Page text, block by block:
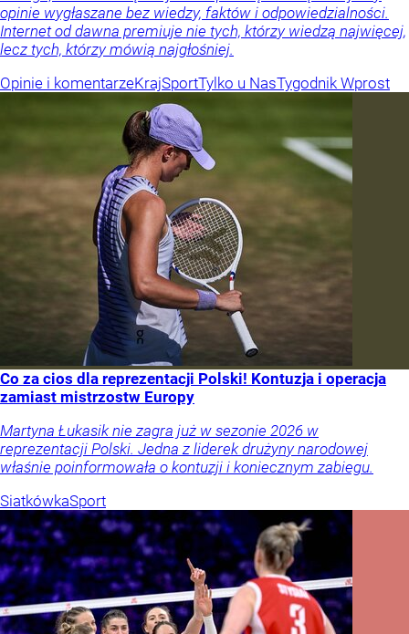
opinie wygłaszane bez wiedzy, faktów i odpowiedzialności.
Internet od dawna premiuje nie tych, którzy wiedzą najwięcej,
lecz tych, którzy mówią najgłośniej.
Opinie i komentarzeKrajSportTylko u NasTygodnik Wprost
Co za cios dla reprezentacji Polski! Kontuzja i operacja
zamiast mistrzostw Europy
Martyna Łukasik nie zagra już w sezonie 2026 w
reprezentacji Polski. Jedna z liderek drużyny narodowej
właśnie poinformowała o kontuzji i koniecznym zabiegu.
SiatkówkaSport